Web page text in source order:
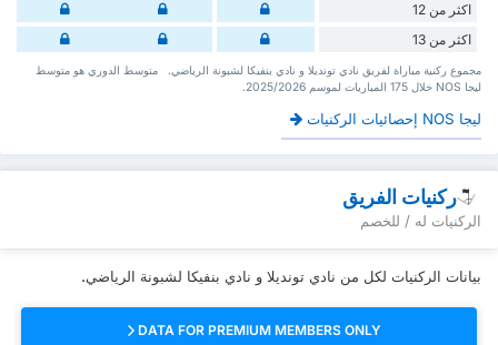
اكثر من 12
اكثر من 13
‏مجموع ركنية مباراة لفريق نادي تونديلا و نادي بنفيكا لشبونة الرياضي. ‏‏ ‏ ‏متوسط الدوري هو متوسط
ليجا NOS ‏خلال 175 ‏المباريات لموسم 2025/2026.
ليجا NOS إحصائيات الركنيات
ركنيات الفريق
الركنيات له / للخصم
بيانات الركنيات لكل من نادي تونديلا و نادي بنفيكا لشبونة الرياضي.
DATA FOR PREMIUM MEMBERS ONLY